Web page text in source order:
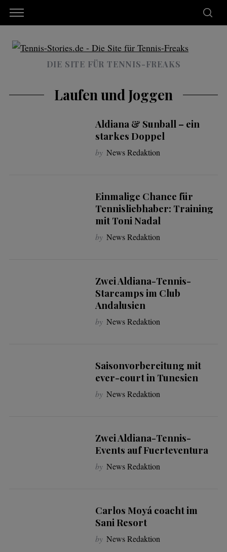
DIE SITE FÜR TENNIS-FREAKS
Laufen und Joggen
Aldiana & Sunball – ein
starkes Doppel
by News Redaktion
Einmalige Chance für
Tennisliebhaber: Training
mit Toni Nadal
by News Redaktion
Zwei Aldiana-Tennis-
Starcamps im Club
Andalusien
by News Redaktion
Saisonvorbereitung mit
ever-court in Tunesien
by News Redaktion
Zwei Aldiana-Tennis-
Events auf Fuerteventura
by News Redaktion
Carlos Moyá coacht im
Sani Resort
by News Redaktion